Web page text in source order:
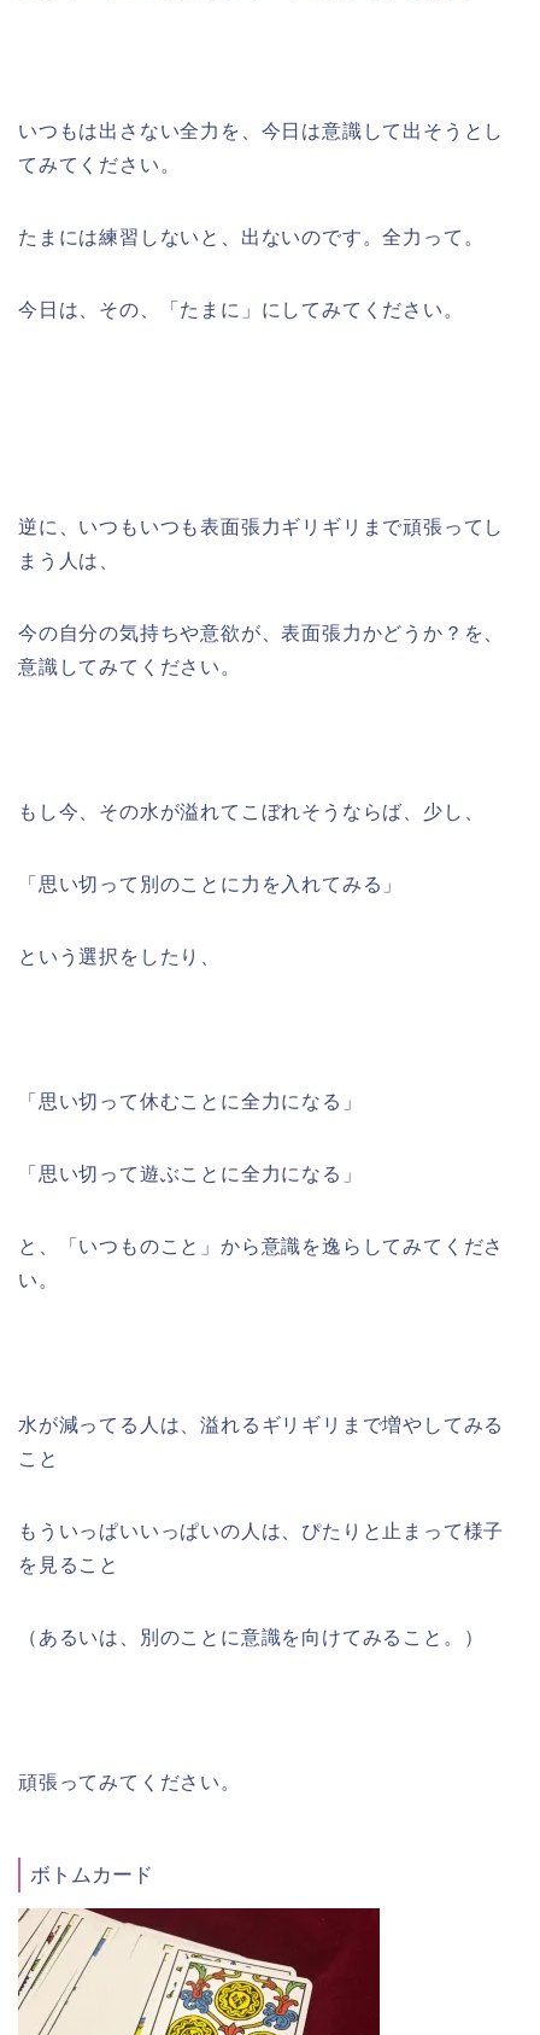
いつもは出さない全力を、今日は意識して出そうとし
てみてください。
たまには練習しないと、出ないのです。全力って。
今日は、その、「たまに」にしてみてください。
逆に、いつもいつも表面張力ギリギリまで頑張ってし
まう人は、
今の自分の気持ちや意欲が、表面張力かどうか？を、
意識してみてください。
もし今、その水が溢れてこぼれそうならば、少し、
「思い切って別のことに力を入れてみる」
という選択をしたり、
「思い切って休むことに全力になる」
「思い切って遊ぶことに全力になる」
と、「いつものこと」から意識を逸らしてみてくださ
い。
水が減ってる人は、溢れるギリギリまで増やしてみる
こと
もういっぱいいっぱいの人は、ぴたりと止まって様子
を見ること
（あるいは、別のことに意識を向けてみること。）
頑張ってみてください。
ボトムカード